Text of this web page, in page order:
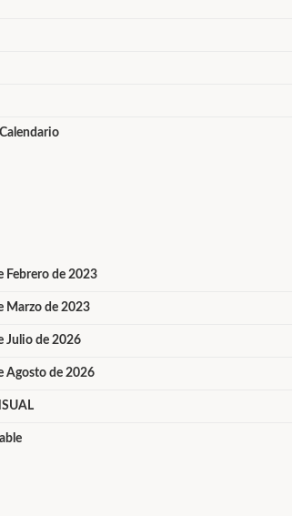
Febrero de 2023
Marzo de 2023
Julio de 2026
Agosto de 2026